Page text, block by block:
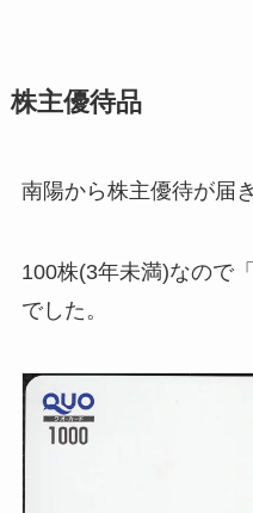
株主優待品
南陽から株主優待が届
100株(3年未満)なので
でした。